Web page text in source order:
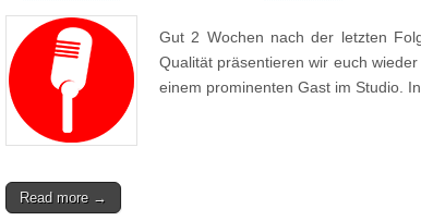
Gut 2 Wochen nach der letzten
Qualität präsentieren wir euch
einem prominenten Gast im Studio.
Read more →